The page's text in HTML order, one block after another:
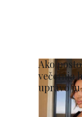
Ako
večernja
upravo